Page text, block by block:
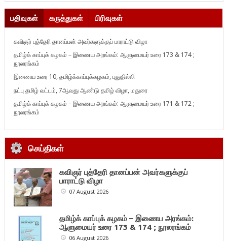
பதிவுகள் கருத்துகள் பிரிவுகள்
கவிஞர் புத்தேரி தானப்பன் அவர்களுக்குப் பாராட்டு விழா
தமிழ்க் காப்புக் கழகம் – இணைய அரங்கம்: ஆளுமையர் உரை 173 & 174 ;
நூலரங்கம்
இணைய உரை 10, தமிழ்க்காப்புக்கழகம், புதுதில்லி
நட்பு தமிழ் வட்டம், 7ஆவது ஆண்டு தமிழ் விழா, மதுரை
தமிழ்க் காப்புக் கழகம் – இணைய அரங்கம்: ஆளுமையர் உரை 171 & 172 ;
நூலரங்கம்
செய்திகள்
கவிஞர் புத்தேரி தானப்பன் அவர்களுக்குப்
பாராட்டு விழா
07 August 2026
தமிழ்க் காப்புக் கழகம் – இணைய அரங்கம்:
ஆளுமையர் உரை 173 & 174 ; நூலரங்கம்
06 August 2026